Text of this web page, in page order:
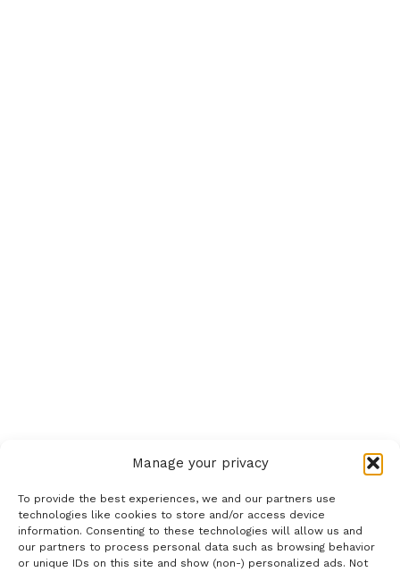
Manage your privacy
To provide the best experiences, we and our partners use
technologies like cookies to store and/or access device
information. Consenting to these technologies will allow us and
our partners to process personal data such as browsing behavior
or unique IDs on this site and show (non-) personalized ads. Not